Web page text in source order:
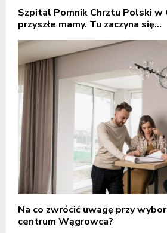
Szpital Pomnik Chrztu Polski w
przyszłe mamy. Tu zaczyna się...
Na co zwrócić uwagę przy
centrum Wągrowca?